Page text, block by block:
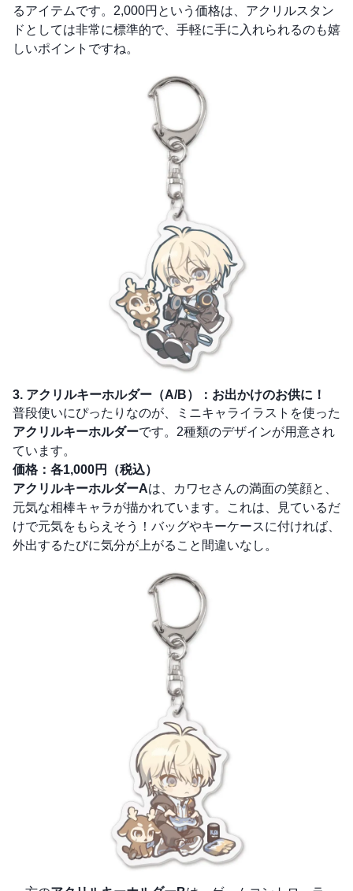
るアイテムです。2,000円という価格は、アクリルスタン
ドとしては非常に標準的で、手軽に手に入れられるのも嬉
しいポイントですね。
3. アクリルキーホルダー（A/B）：お出かけのお供に！
普段使いにぴったりなのが、ミニキャライラストを使った
アクリルキーホルダーです。2種類のデザインが用意され
ています。
価格：各1,000円（税込）
アクリルキーホルダーAは、カワセさんの満面の笑顔と、
元気な相棒キャラが描かれています。これは、見ているだ
けで元気をもらえそう！バッグやキーケースに付ければ、
外出するたびに気分が上がること間違いなし。